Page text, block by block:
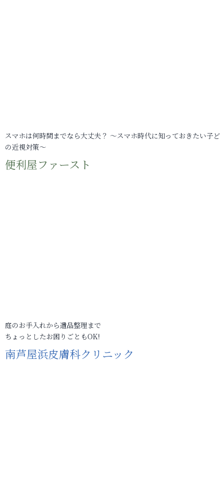
スマホは何時間までなら大丈夫？ ～スマホ時代に知っておきたい子
の近視対策～
便利屋ファースト
庭のお手入れから遺品整理まで
ちょっとしたお困りごともOK!
南芦屋浜皮膚科クリニック